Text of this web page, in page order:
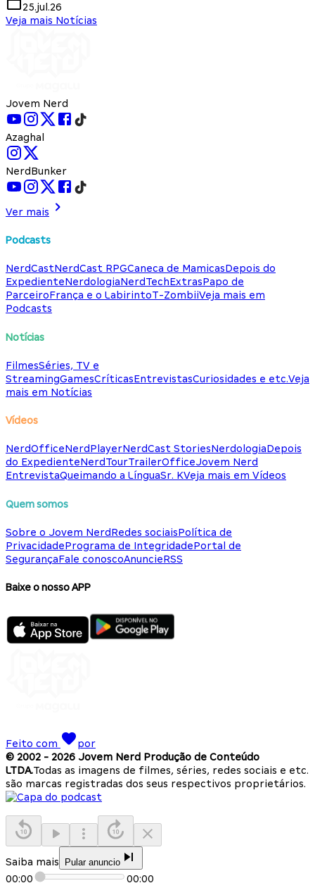
25.jul.26
Veja mais Notícias
Jovem Nerd
Azaghal
NerdBunker
Ver mais
Podcasts
NerdCastNerdCast RPGCaneca de MamicasDepois do
ExpedienteNerdologiaNerdTechExtrasPapo de
ParceiroFrança e o LabirintoT-ZombiiVeja mais em
Podcasts
Notícias
FilmesSéries, TV e
StreamingGamesCríticasEntrevistasCuriosidades e etc.Veja
mais em Notícias
Vídeos
NerdOfficeNerdPlayerNerdCast StoriesNerdologiaDepois
do ExpedienteNerdTourTrailerOfficeJovem Nerd
EntrevistaQueimando a LínguaSr. KVeja mais em Vídeos
Quem somos
Sobre o Jovem NerdRedes sociaisPolítica de
PrivacidadePrograma de IntegridadePortal de
SegurançaFale conoscoAnuncieRSS
Baixe o nosso APP
Feito com
por
© 2002 - 2026 Jovem Nerd Produção de Conteúdo
LTDA.Todas as imagens de filmes, séries, redes sociais e etc.
são marcas registradas dos seus respectivos proprietários.
Saiba mais Pular anuncio
00:00 00:00